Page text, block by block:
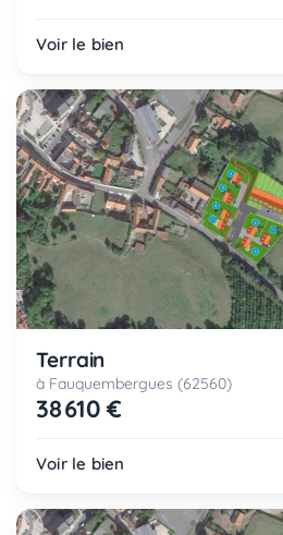
Voir le bien
Terrain
à Fauquembergues (62560)
38 610 €
Voir le bien